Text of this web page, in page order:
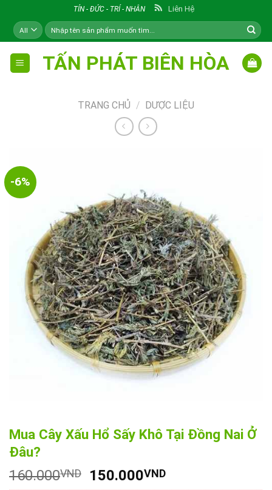
content
TÍN - ĐỨC - TRÍ - NHÂN Liên Hệ
Tìm
kiếm:
TẤN PHÁT BIÊN HÒA
TRANG CHỦ / DƯỢC LIỆU
-6%
Mua Cây Xấu Hổ Sấy Khô Tại Đồng Nai Ở
Đâu?
160.000VND
Giá
150.000VNDGiá